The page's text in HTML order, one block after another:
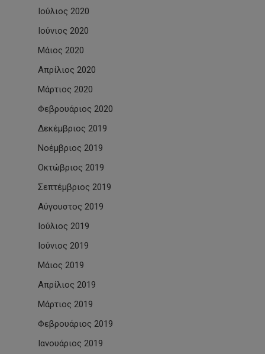
Ιούλιος 2020
Ιούνιος 2020
Μάιος 2020
Απρίλιος 2020
Μάρτιος 2020
Φεβρουάριος 2020
Δεκέμβριος 2019
Νοέμβριος 2019
Οκτώβριος 2019
Σεπτέμβριος 2019
Αύγουστος 2019
Ιούλιος 2019
Ιούνιος 2019
Μάιος 2019
Απρίλιος 2019
Μάρτιος 2019
Φεβρουάριος 2019
Ιανουάριος 2019